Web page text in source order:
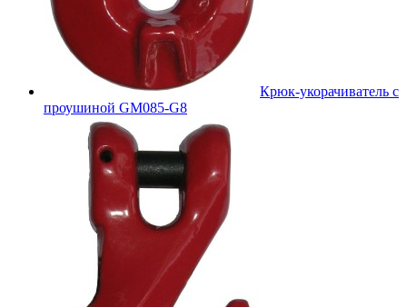
Крюк-укорачиватель с
проушиной GM085-G8